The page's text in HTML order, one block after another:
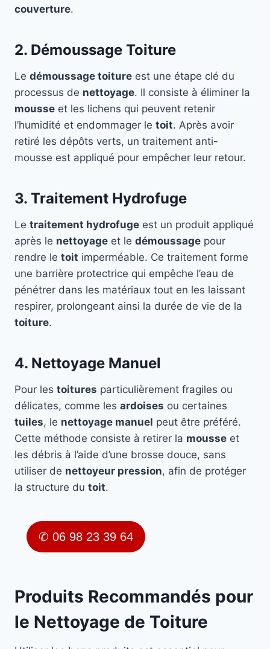
couverture.
2. Démoussage Toiture
Le démoussage toiture est une étape clé du
processus de nettoyage. Il consiste à éliminer la
mousse et les lichens qui peuvent retenir
l’humidité et endommager le toit. Après avoir
retiré les dépôts verts, un traitement anti-
mousse est appliqué pour empêcher leur retour.
3. Traitement Hydrofuge
Le traitement hydrofuge est un produit appliqué
après le nettoyage et le démoussage pour
rendre le toit imperméable. Ce traitement forme
une barrière protectrice qui empêche l’eau de
pénétrer dans les matériaux tout en les laissant
respirer, prolongeant ainsi la durée de vie de la
toiture.
4. Nettoyage Manuel
Pour les toitures particulièrement fragiles ou
délicates, comme les ardoises ou certaines
tuiles, le nettoyage manuel peut être préféré.
Cette méthode consiste à retirer la mousse et
les débris à l’aide d’une brosse douce, sans
utiliser de nettoyeur pression, afin de protéger
la structure du toit.
✆ 06 98 23 39 64
Produits Recommandés pour
le Nettoyage de Toiture